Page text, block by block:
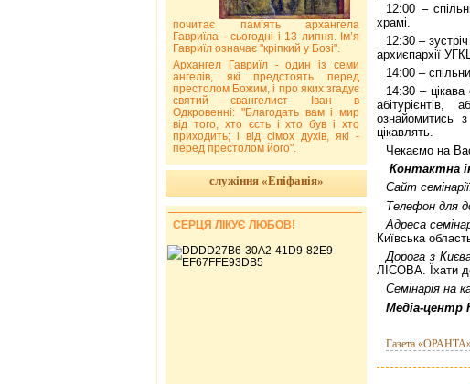
12:00 –
храмі.
12:30 –
архиєпархії
14:00 –
14:30 –
абітурієнтів,
ознайомитись
цікавлять.
Чекаємо на
Контактна
Сайт
Телефон для
Адреса
Київська
Дорога з
ЛІСОВА. Їхати
Семінарія на
Медіа-центр
Газета
почитає пам’ять архангела
Гавриїла - сьогодні і 13 липня. Ім’я
Гавриїл означає "кріпкий у Бозі".
Архангел Гавриїл - один із семи
ангелів, які предстоять перед
престолом Божим, і про яких згадує
святий євангелист Іван в
Одкровенні: "Благодать вам і мир
від того, хто єсть і хто був і хто
приходить; і від сімох духів, які -
перед престолом його".
служіння «Епіфанія»
СЕРЦЯ ЛІКУЄ ЛЮБОВ!